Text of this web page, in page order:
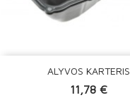
ALYVOS KARTERIS
11,78 €